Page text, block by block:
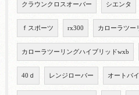
クラウンクロスオーバー シエンタ
ｆスポーツ rx300 カローラツー
カローラツーリングハイブリッドwxb
40ｄ レンジローバー オートバ